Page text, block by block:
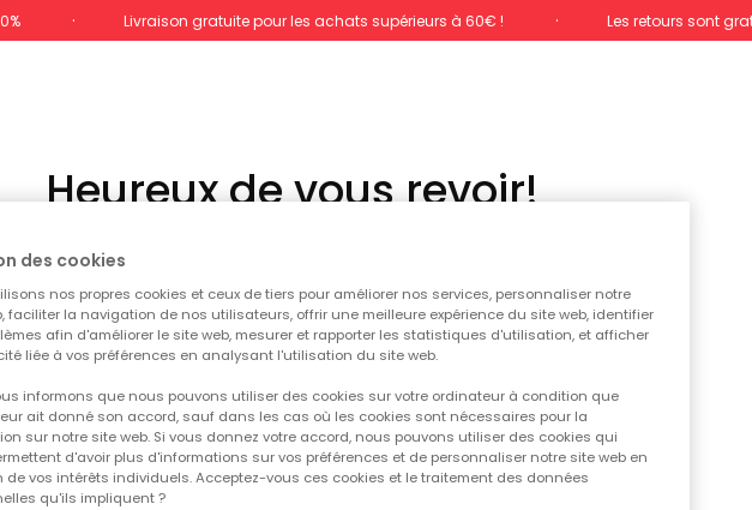
Livraison gratuite pour les achats supérieurs à 60€ ! Les retours sont
Total
Heureux de vous revoir!
S'identifier
des cookies
nos propres cookies et ceux de tiers pour améliorer nos services, personnaliser notre
faciliter la navigation de nos utilisateurs, offrir une meilleure expérience du site web, identifier
afin d'améliorer le site web, mesurer et rapporter les statistiques d'utilisation, et afficher
liée à vos préférences en analysant l'utilisation du site web.
informons que nous pouvons utiliser des cookies sur votre ordinateur à condition que
ait donné son accord, sauf dans les cas où les cookies sont nécessaires pour la
sur notre site web. Si vous donnez votre accord, nous pouvons utiliser des cookies qui
d'avoir plus d'informations sur vos préférences et de personnaliser notre site web en
de vos intérêts individuels. Acceptez-vous ces cookies et le traitement des données
qu'ils impliquent ?